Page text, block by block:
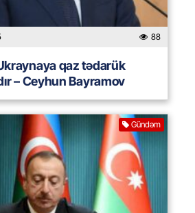
88
qaz tədarük
– Ceyhun Bayramov
Gündəm